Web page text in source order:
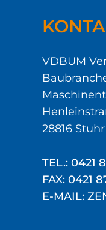
VDBUM
28816 Stuhr
TEL.: 0421
FAX: 0421
E-MAIL: